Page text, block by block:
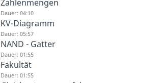
Zahlenmengen
Dauer: 04:10
KV-Diagramm
Dauer: 05:57
NAND - Gatter
Dauer: 01:55
Fakultät
Dauer: 01:55